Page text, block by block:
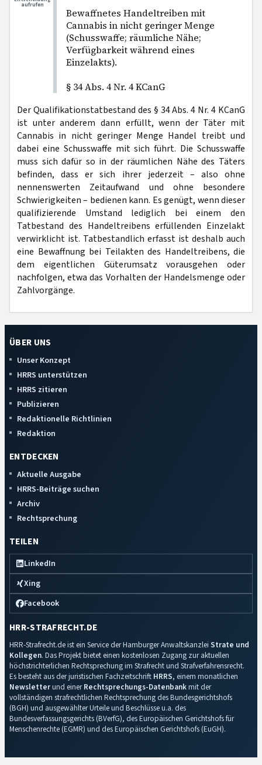
Bewaffnetes Handeltreiben mit
Cannabis in nicht geringer Menge
(Schusswaffe; räumliche Nähe;
Verfügbarkeit während eines
Einzelakts).
§ 34 Abs. 4 Nr. 4 KCanG
aufrufen
Der Qualifikationstatbestand des § 34 Abs. 4 Nr. 4 KCanG
ist unter anderem dann erfüllt, wenn der Täter mit
Cannabis in nicht geringer Menge Handel treibt und
dabei eine Schusswaffe mit sich führt. Die Schusswaffe
muss sich dafür so in der räumlichen Nähe des Täters
befinden, dass er sich ihrer jederzeit – also ohne
nennenswerten Zeitaufwand und ohne besondere
Schwierigkeiten – bedienen kann. Es genügt, wenn dieser
qualifizierende Umstand lediglich bei einem den
Tatbestand des Handeltreibens erfüllenden Einzelakt
verwirklicht ist. Tatbestandlich erfasst ist deshalb auch
eine Bewaffnung bei Teilakten des Handeltreibens, die
dem eigentlichen Güterumsatz vorausgehen oder
nachfolgen, etwa das Vorhalten der Handelsmenge oder
Zahlvorgänge.
ÜBER UNS
Unser Konzept
HRRS unterstützen
HRRS zitieren
Publizieren
Redaktionelle Richtlinien
Redaktion
ENTDECKEN
Aktuelle Ausgabe
HRRS-Beiträge suchen
Archiv
Rechtsprechung
TEILEN
LinkedIn
Xing
Facebook
HRR-STRAFRECHT.DE
HRR-Strafrecht.de ist ein Service der Hamburger Anwaltskanzlei Strate und
Kollegen. Das Projekt bietet einen kostenlosen Zugang zur aktuellen
höchstrichterlichen Rechtsprechung im Strafrecht und Strafverfahrensrecht.
Es besteht aus der juristischen Fachzeitschrift HRRS, einem monatlichen
Newsletterund einerRechtsprechungs-Datenbankmit der
vollständigen strafrechtlichen Rechtsprechung des Bundesgerichtshofs
(BGH) und ausgewählter Urteile und Beschlüsse u.a. des
Bundesverfassungsgerichts (BVerfG), des Europäischen Gerichtshofs für
Menschenrechte (EGMR) und des Europäischen Gerichtshofs (EuGH).